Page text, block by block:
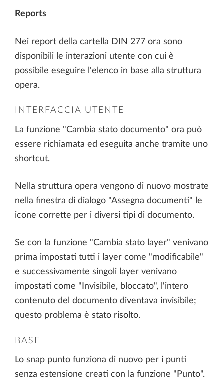
Reports
Nei report della cartella DIN 277 ora sono
disponibili le interazioni utente con cui è
possibile eseguire l'elenco in base alla struttura
opera.
INTERFACCIA UTENTE
La funzione "Cambia stato documento" ora può
essere richiamata ed eseguita anche tramite uno
shortcut.
Nella struttura opera vengono di nuovo mostrate
nella finestra di dialogo "Assegna documenti" le
icone corrette per i diversi tipi di documento.
Se con la funzione "Cambia stato layer" venivano
prima impostati tutti i layer come "modificabile"
e successivamente singoli layer venivano
impostati come "Invisibile, bloccato", l'intero
contenuto del documento diventava invisibile;
questo problema è stato risolto.
BASE
Lo snap punto funziona di nuovo per i punti
senza estensione creati con la funzione "Punto".